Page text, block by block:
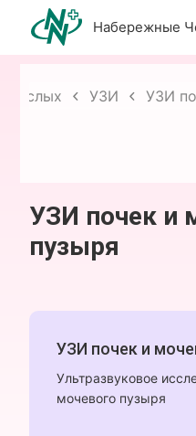
Набережные
УЗИ УЗИ
УЗИ почек и
пузыря
УЗИ почек и
Ультразвуковое
мочевого пузыря